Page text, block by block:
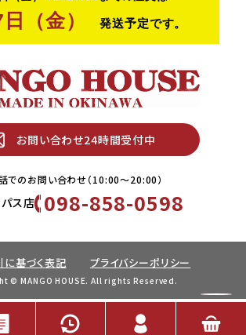
お問い合わせ24時間受付中
でのお問い合わせ（10:00〜20:00）
ス店 098-858-0598
基づく表記 プライバシーポリシー
© MANGO HOUSE. All rights Reserved.